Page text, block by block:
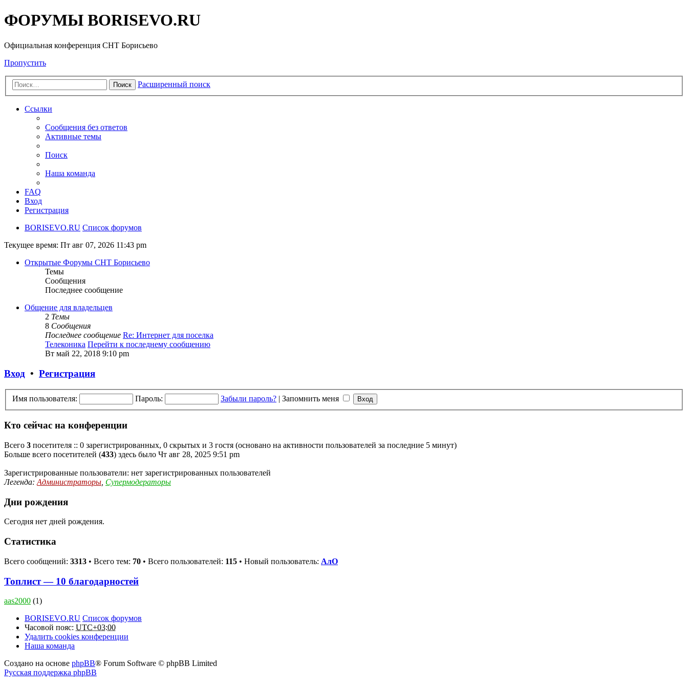
ФОРУМЫ BORISEVO.RU
Официальная конференция СНТ Борисьево
Пропустить
Поиск Расширенный поиск
Ссылки
Сообщения без ответов
Активные темы
Поиск
Наша команда
FAQ
Вход
Регистрация
BORISEVO.RU Список форумов
Текущее время: Пт авг 07, 2026 11:43 pm
Открытые Форумы СНТ Борисьево
Темы
Сообщения
Последнее сообщение
Общение для владельцев
2 Темы
8 Сообщения
Последнее сообщение Re: Интернет для поселка
Телеконика Перейти к последнему сообщению
Вт май 22, 2018 9:10 pm
Вход • Регистрация
Имя пользователя: Пароль: Забыли пароль? | Запомнить меня
Кто сейчас на конференции
Всего 3 посетителя :: 0 зарегистрированных, 0 скрытых и 3 гостя (основано на активности пользователей за последние 5 минут)
Больше всего посетителей (433) здесь было Чт авг 28, 2025 9:51 pm
Зарегистрированные пользователи: нет зарегистрированных пользователей
Легенда: Администраторы Супермодераторы
Дни рождения
Сегодня нет дней рождения.
Статистика
Всего сообщений: 3313 • Всего тем: 70 • Всего пользователей: 115 • Новый пользователь: АлО
Топлист — 10 благодарностей
aas2000 (1)
BORISEVO.RU Список форумов
Часовой пояс: UTC+03:00
Удалить cookies конференции
Наша команда
Создано на основе phpBB® Forum Software © phpBB Limited
Русская поддержка phpBB